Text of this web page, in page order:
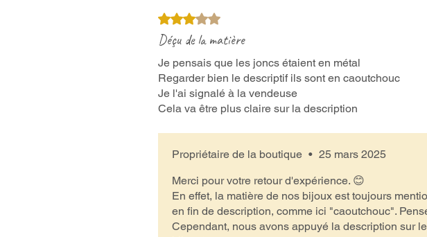
Noté 3 sur 5.
Déçu de la matière
Je pensais que les joncs étaient en métal
Regarder bien le descriptif ils sont en caoutchouc
Je l'ai signalé à la vendeuse
Cela va être plus claire sur la description
Propriétaire de la boutique • 25 mars 2025
Merci pour votre retour d'expérience. 😊
En effet, la matière de nos bijoux est toujours
en fin de description, comme ici "caoutchouc".
Cependant, nous avons appuyé la description sur